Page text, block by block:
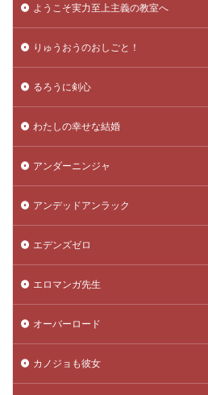
ようこそ実力至上主義の教室へ
りゅうおうのおしごと！
るろうに剣心
わたしの幸せな結婚
アンダーニンジャ
アンデッドアンラック
エデンズゼロ
エロマンガ先生
オーバーロード
カノジョも彼女